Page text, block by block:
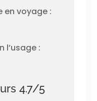
voyage :
l’usage :
4.7/5